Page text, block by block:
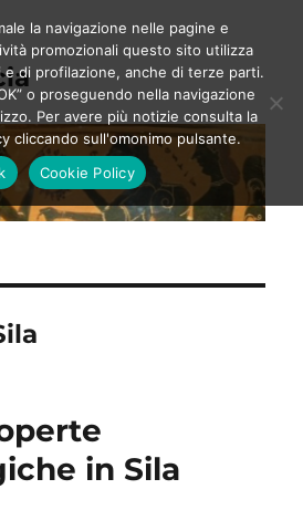
in Sila
la navigazione nelle pagine e
promozionali questo sito utilizza
di profilazione, anche di terze parti.
o proseguendo nella navigazione
Per avere più notizie consulta la
cliccando sull'omonimo pulsante.
Cookie Policy